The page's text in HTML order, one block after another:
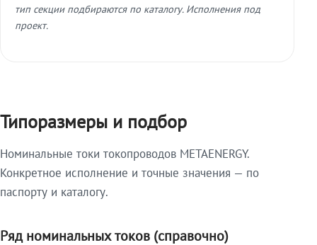
тип секции подбираются по каталогу. Исполнения под
проект.
Типоразмеры и подбор
Номинальные токи токопроводов METAENERGY.
Конкретное исполнение и точные значения — по
паспорту и каталогу.
Ряд номинальных токов (справочно)